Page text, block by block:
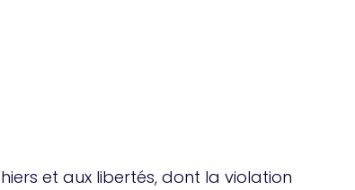
et aux libertés, dont la violation